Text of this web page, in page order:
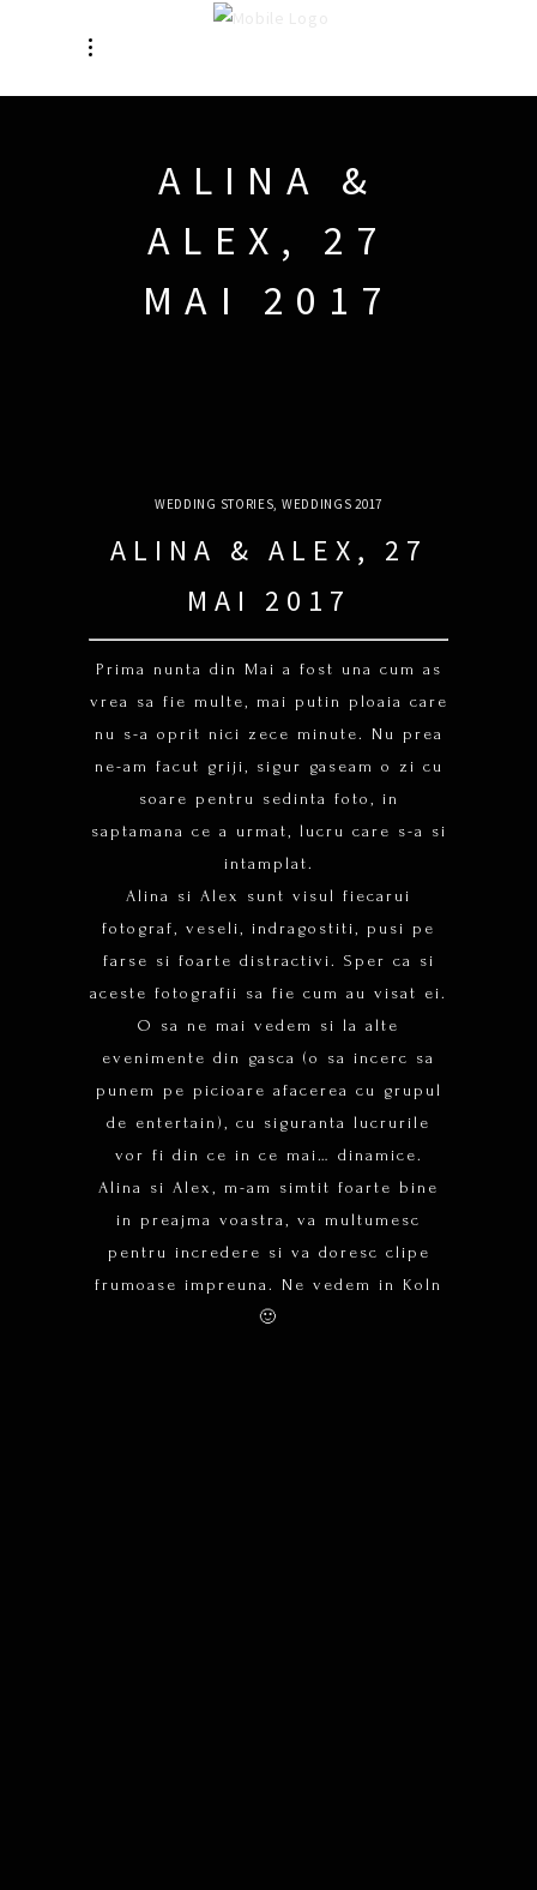
ALINA &
ALEX, 27
MAI 2017
WEDDING STORIES, WEDDINGS 2017
ALINA & ALEX, 27
MAI 2017
Prima nunta din Mai a fost una cum as
vrea sa fie multe, mai putin ploaia care
nu s-a oprit nici zece minute. Nu prea
ne-am facut griji, sigur gaseam o zi cu
soare pentru sedinta foto, in
saptamana ce a urmat, lucru care s-a si
intamplat.
Alina si Alex sunt visul fiecarui
fotograf, veseli, indragostiti, pusi pe
farse si foarte distractivi. Sper ca si
aceste fotografii sa fie cum au visat ei.
O sa ne mai vedem si la alte
evenimente din gasca (o sa incerc sa
punem pe picioare afacerea cu grupul
de entertain), cu siguranta lucrurile
vor fi din ce in ce mai… dinamice.
Alina si Alex, m-am simtit foarte bine
in preajma voastra, va multumesc
pentru incredere si va doresc clipe
frumoase impreuna. Ne vedem in Koln
🙂